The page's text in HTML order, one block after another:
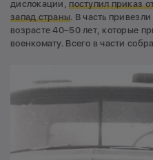
дислокации,поступил приказ
запад страны. В часть
возрасте 40–50 лет, которые
военкомату. Всего в части